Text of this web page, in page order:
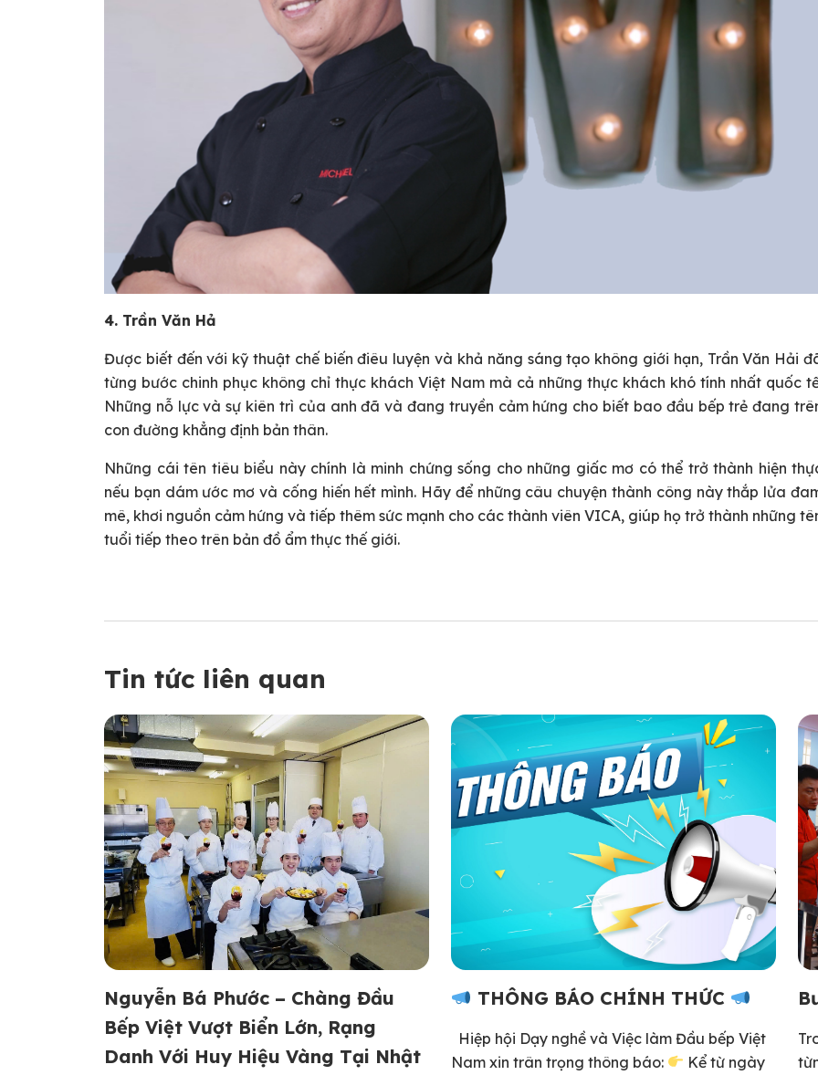
4. Trần Văn Hả
Được biết đến với kỹ thuật chế biến điêu luyện và khả năng sáng tạo không giới hạn, Trần Văn Hải
từng bước chinh phục không chỉ thực khách Việt Nam mà cả những thực khách khó tính nhất quốc
Những nỗ lực và sự kiên trì của anh đã và đang truyền cảm hứng cho biết bao đầu bếp trẻ đang
con đường khẳng định bản thân.
Những cái tên tiêu biểu này chính là minh chứng sống cho những giấc mơ có thể trở thành hiện
nếu bạn dám ước mơ và cống hiến hết mình. Hãy để những câu chuyện thành công này thắp lửa
mê, khơi nguồn cảm hứng và tiếp thêm sức mạnh cho các thành viên VICA, giúp họ trở thành những
tuổi tiếp theo trên bản đồ ẩm thực thế giới.
Tin tức liên quan
Nguyễn Bá Phước – Chàng Đầu
Bếp Việt Vượt Biển Lớn, Rạng
Danh Với Huy Hiệu Vàng Tại Nhật
THÔNG BÁO CHÍNH THỨC
Hiệp hội Dạy nghề và Việc làm Đầu bếp Việt
Nam xin trân trọng thông báo:
Kể từ ngày